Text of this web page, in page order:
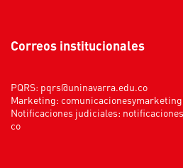
Correos institucionales
PQRS: pqrs@uninavarra.edu.co
Marketing:
Notificaciones judiciales:
co